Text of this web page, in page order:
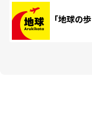
「地球の